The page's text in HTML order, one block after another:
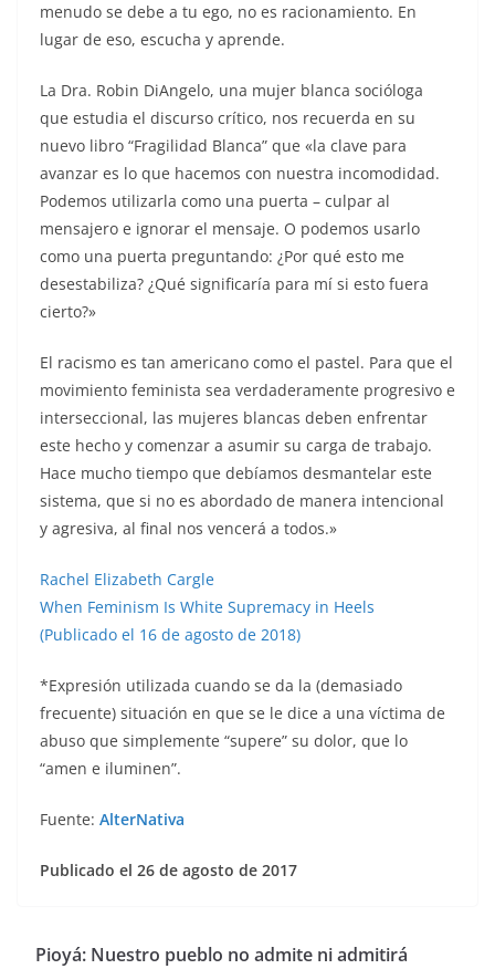
menudo se debe a tu ego, no es racionamiento. En
lugar de eso, escucha y aprende.
La Dra. Robin DiAngelo, una mujer blanca socióloga
que estudia el discurso crítico, nos recuerda en su
nuevo libro “Fragilidad Blanca” que «la clave para
avanzar es lo que hacemos con nuestra incomodidad.
Podemos utilizarla como una puerta – culpar al
mensajero e ignorar el mensaje. O podemos usarlo
como una puerta preguntando: ¿Por qué esto me
desestabiliza? ¿Qué significaría para mí si esto fuera
cierto?»
El racismo es tan americano como el pastel. Para que el
movimiento feminista sea verdaderamente progresivo e
interseccional, las mujeres blancas deben enfrentar
este hecho y comenzar a asumir su carga de trabajo.
Hace mucho tiempo que debíamos desmantelar este
sistema, que si no es abordado de manera intencional
y agresiva, al final nos vencerá a todos.»
Rachel Elizabeth Cargle
When Feminism Is White Supremacy in Heels
(Publicado el 16 de agosto de 2018)
*Expresión utilizada cuando se da la (demasiado
frecuente) situación en que se le dice a una víctima de
abuso que simplemente “supere” su dolor, que lo
“amen e iluminen”.
Fuente: AlterNativa
Publicado el 26 de agosto de 2017
Pioyá: Nuestro pueblo no admite ni admitirá